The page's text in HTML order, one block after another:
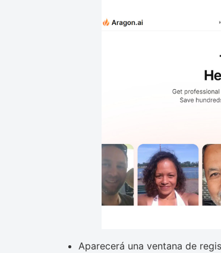
Aparecerá una ventana de